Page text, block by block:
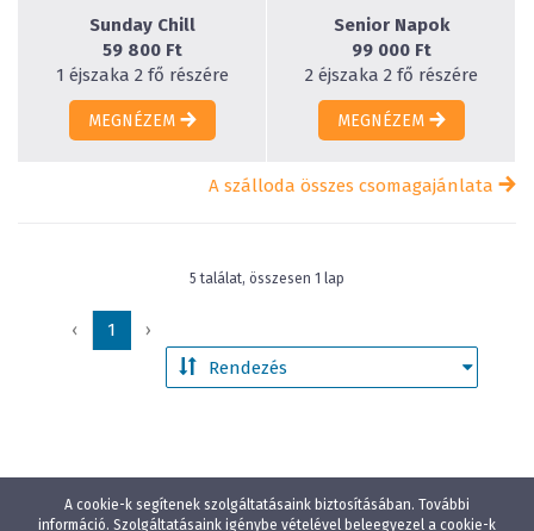
A cookie-k segítenek szolgáltatásaink biztosításában. További
információ. Szolgáltatásaink igénybe vételével beleegyezel a cookie-k
Sunday Chill
59 800 Ft
1 éjszaka 2 fő részére
MEGNÉZEM
Senior Napok
99 000 Ft
2 éjszaka 2 fő részére
MEGNÉZEM
A szálloda összes csomagajánlata
5 találat, összesen 1 lap
‹ 1 ›